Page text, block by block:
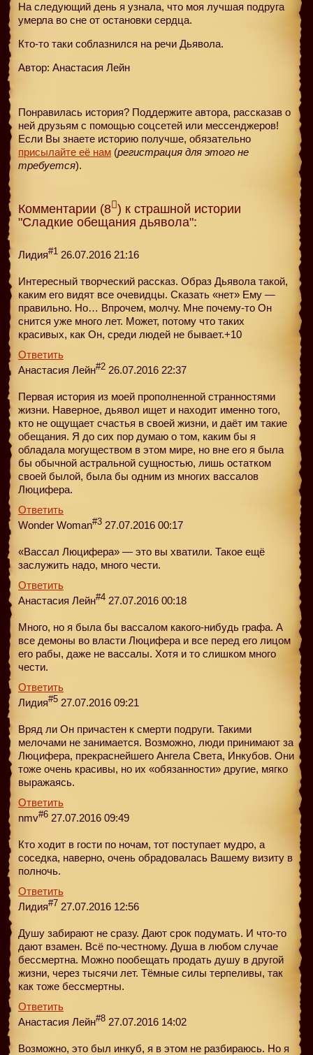
На следующий день я узнала, что моя лучшая подруга
умерла во сне от остановки сердца.
Кто-то таки соблазнился на речи Дьявола.
Автор: Анастасия Лейн
Понравилась история? Поддержите автора, рассказав о
ней друзьям с помощью соцсетей или мессенджеров!
Если Вы знаете историю получше, обязательно
присылайте её нам (регистрация для этого не
требуется).
Комментарии (8 ) к страшной истории
"Сладкие обещания дьявола":
Лидия#1 26.07.2016 21:16
Интересный творческий рассказ. Образ Дьявола такой,
каким его видят все очевидцы. Сказать «нет» Ему —
правильно. Но… Впрочем, молчу. Мне почему-то Он
снится уже много лет. Может, потому что таких
красивых, как Он, среди людей не бывает.+10
Ответить
Анастасия Лейн#2 26.07.2016 22:37
Первая история из моей прополненной странностями
жизни. Наверное, дьявол ищет и находит именно того,
кто не ощущает счастья в своей жизни, и даёт им такие
обещания. Я до сих пор думаю о том, каким бы я
обладала могуществом в этом мире, но вне его я была
бы обычной астральной сущностью, лишь остатком
своей былой, была бы одним из многих вассалов
Люцифера.
Ответить
Wonder Woman#3 27.07.2016 00:17
«Вассал Люцифера» — это вы хватили. Такое ещё
заслужить надо, много чести.
Ответить
Анастасия Лейн#4 27.07.2016 00:18
Много, но я была бы вассалом какого-нибудь графа. А
все демоны во власти Люцифера и все перед его лицом
его рабы, даже не вассалы. Хотя и то слишком много
чести.
Ответить
Лидия#5 27.07.2016 09:21
Вряд ли Он причастен к смерти подруги. Такими
мелочами не занимается. Возможно, люди принимают за
Люцифера, прекраснейшего Ангела Света, Инкубов. Они
тоже очень красивы, но их «обязанности» другие, мягко
выражаясь.
Ответить
nmv#6 27.07.2016 09:49
Кто ходит в гости по ночам, тот поступает мудро, а
соседка, наверно, очень обрадовалась Вашему визиту в
полночь.
Ответить
Лидия#7 27.07.2016 12:56
Душу забирают не сразу. Дают срок подумать. И что-то
дают взамен. Всё по-честному. Душа в любом случае
бессмертна. Можно пообещать продать душу в другой
жизни, через тысячи лет. Тёмные силы терпеливы, так
как тоже бессмертны.
Ответить
Анастасия Лейн#8 27.07.2016 14:02
Возможно, это был инкуб, я в этом не разбираюсь. Но я